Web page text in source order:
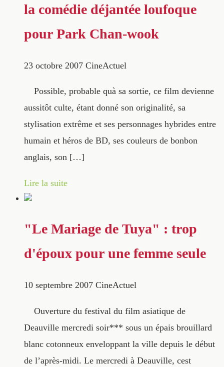
la comédie déjantée loufoque
pour Park Chan-wook
23 octobre 2007 CineActuel
Possible, probable quà sa sortie, ce film devienne
aussitôt culte, étant donné son originalité, sa
stylisation extrême et ses personnages hybrides entre
humain et héros de BD, ses couleurs de bonbon
anglais, son […]
Lire la suite
"Le Mariage de Tuya" : trop
d'époux pour une femme seule
10 septembre 2007 CineActuel
Ouverture du festival du film asiatique de
Deauville mercredi soir*** sous un épais brouillard
blanc cotonneux enveloppant la ville depuis le début
de l’après-midi. Le mercredi à Deauville, cest